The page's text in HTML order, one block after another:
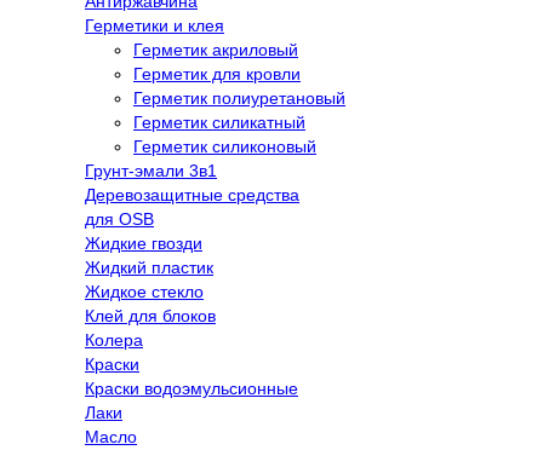
Герметики и клея
Герметик акриловый
Герметик для кровли
Герметик полиуретановый
Герметик силикатный
Герметик силиконовый
Грунт-эмали 3в1
Деревозащитные средства
для OSB
Жидкие гвозди
Жидкий пластик
Жидкое стекло
Клей для блоков
Колера
Краски
Краски водоэмульсионные
Лаки
Масло